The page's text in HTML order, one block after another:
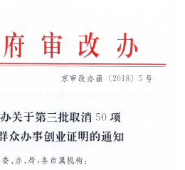
圖説北京
FRANÇAIS РУССКИЙ ЯЗЫК